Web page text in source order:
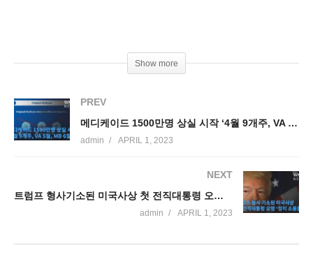
Show more
PREV
메디케이드 1500만명 상실 시작 ‘4월 9개주, VA 5월, MD 6월’
admin APRIL 1, 2023
NEXT
트럼프 형사기소된 미국사상 첫 전직대통령 오명 ‘정치 소용돌이’
admin APRIL 1, 2023